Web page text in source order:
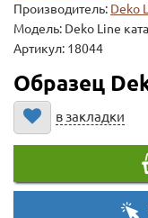
Производитель: Deko
Модель: Deko Line
Артикул: 18044
Образец
в закладки